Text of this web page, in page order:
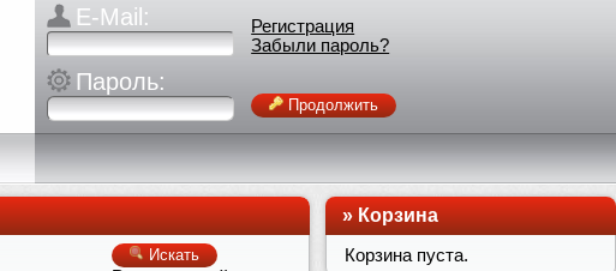
E-Mail:
Пароль:
Регистрация
Забыли пароль?
Продолжить
Искать
»Корзина
Корзина пуста.